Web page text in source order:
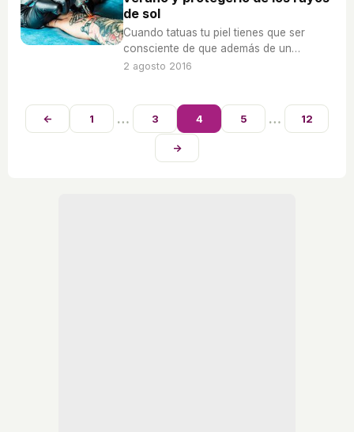
de sol
Cuando tatuas tu piel tienes que ser
consciente de que además de un
elemento decorativo es una cicatriz, por
2 agosto 2016
← 1 … 3 4 5 … 12
→